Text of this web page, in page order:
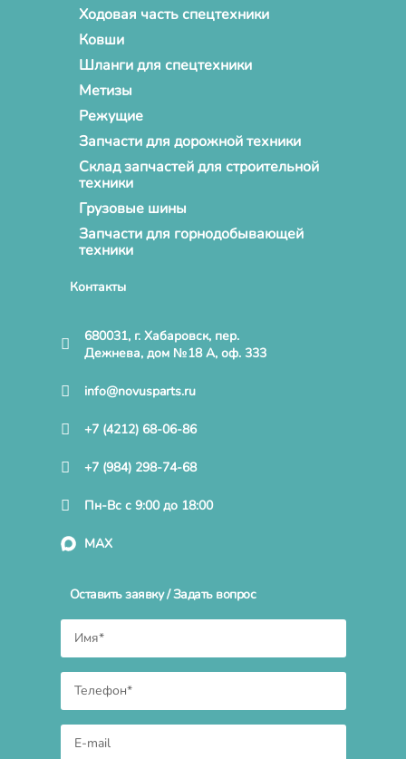
Ходовая часть спецтехники
Ковши
Шланги для спецтехники
Метизы
Режущие
Запчасти для дорожной техники
Склад запчастей для строительной
техники
Грузовые шины
Запчасти для горнодобывающей
техники
Контакты
680031, г. Хабаровск, пер.
Дежнева, дом №18 А, оф. 333
info@novusparts.ru
+7 (4212) 68-06-86
+7 (984) 298-74-68
Пн-Вс с 9:00 до 18:00
MAX
Оставить заявку / Задать вопрос